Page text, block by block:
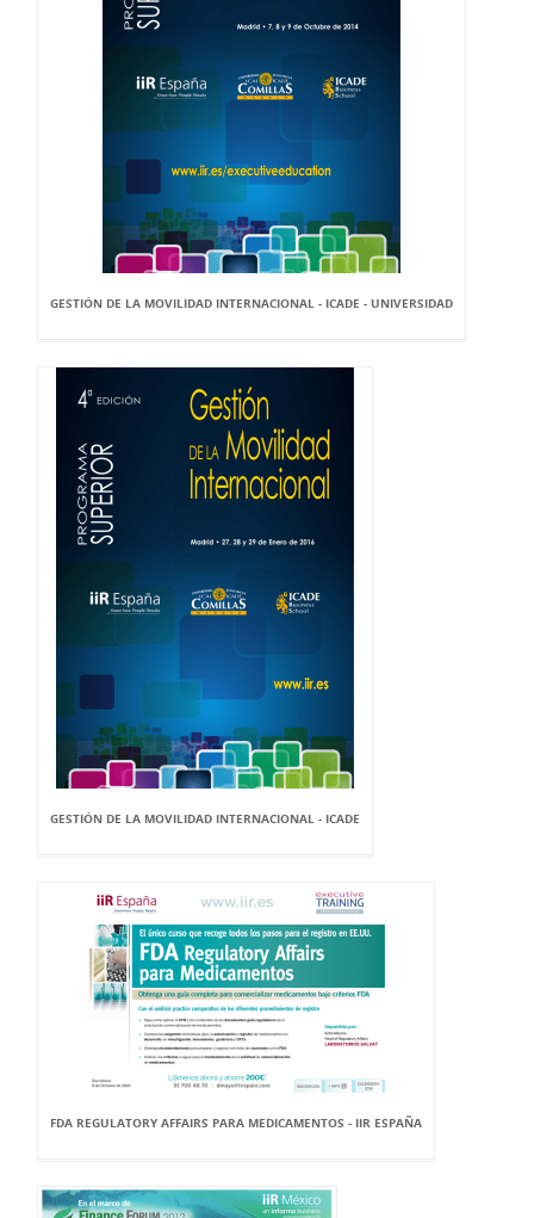
GESTIÓN DE LA MOVILIDAD INTERNACIONAL - ICADE - UNIVERSIDAD
GESTIÓN DE LA MOVILIDAD INTERNACIONAL - ICADE
FDA REGULATORY AFFAIRS PARA MEDICAMENTOS - IIR ESPAÑA